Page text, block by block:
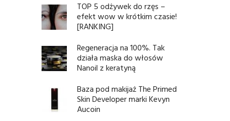
TOP 5 odżywek do rzęs –
efekt wow w krótkim czasie!
[RANKING]
Regeneracja na 100%. Tak
działa maska do włosów
Nanoil z keratyną
Baza pod makijaż The Primed
Skin Developer marki Kevyn
Aucoin